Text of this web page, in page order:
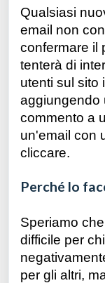
Qualsiasi
email non
confermare il
tenterà di
utenti sul sito
aggiungendo
commento a
un'email con
cliccare.
Perché lo
Speriamo
difficile per
per gli altri,